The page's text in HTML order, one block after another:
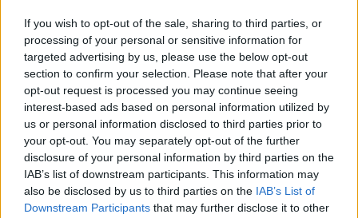
If you wish to opt-out of the sale, sharing to third parties, or
processing of your personal or sensitive information for
targeted advertising by us, please use the below opt-out
section to confirm your selection. Please note that after your
opt-out request is processed you may continue seeing
interest-based ads based on personal information utilized by
us or personal information disclosed to third parties prior to
your opt-out. You may separately opt-out of the further
disclosure of your personal information by third parties on the
IAB’s list of downstream participants. This information may
also be disclosed by us to third parties on the IAB’s List of
Downstream Participants that may further disclose it to other
Souselense João Pedro Candeias liderou Portugal no primeiro
título europeu de endurance por equipas
O souselense João Pedro Candeias chefiou a Seleção Nacional de
Endurance que conquistou o...
3 Agosto, 2026 - 10:54